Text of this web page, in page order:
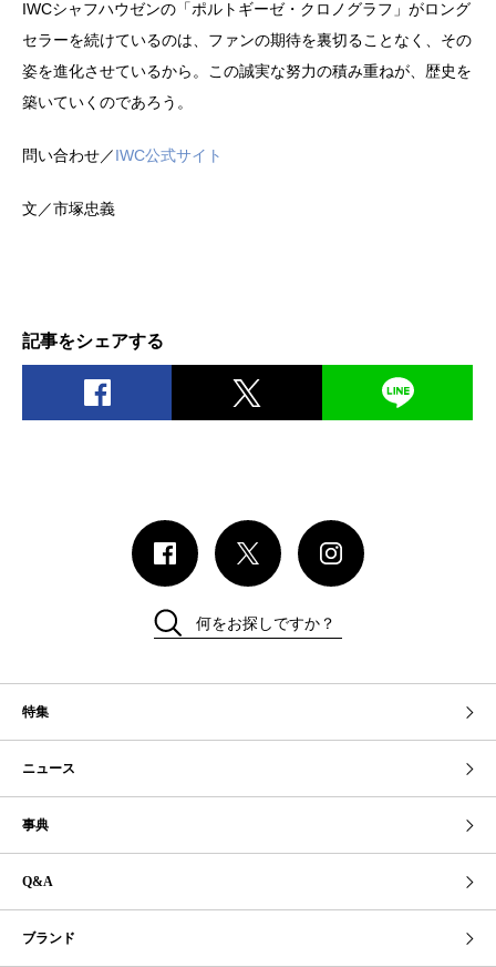
IWCシャフハウゼンの「ポルトギーゼ・クロノグラフ」がロング
セラーを続けているのは、ファンの期待を裏切ることなく、その
姿を進化させているから。この誠実な努力の積み重ねが、歴史を
築いていくのであろう。
問い合わせ／IWC公式サイト
文／市塚忠義
記事をシェアする
特集
ニュース
事典
Q&A
ブランド
何をお探しですか？